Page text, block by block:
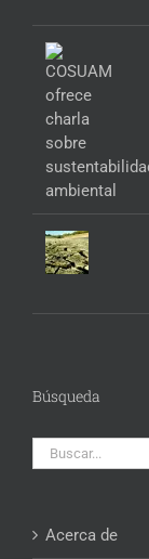
Búsqueda
Buscar:
Acerca de